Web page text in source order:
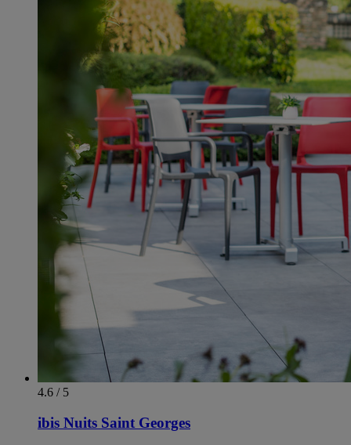
4.6 / 5
ibis Nuits Saint Georges